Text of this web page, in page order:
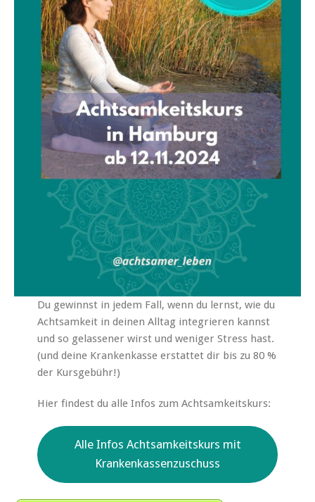
Du gewinnst in jedem Fall, wenn du lernst, wie du
Achtsamkeit in deinen Alltag integrieren kannst
und so gelassener wirst und weniger Stress hast.
(und deine Krankenkasse erstattet dir bis zu 80 %
der Kursgebühr!)
Hier findest du alle Infos zum Achtsamkeitskurs:
Alle Infos Achtsamkeitskurs mit
Krankenkassenzuschuss